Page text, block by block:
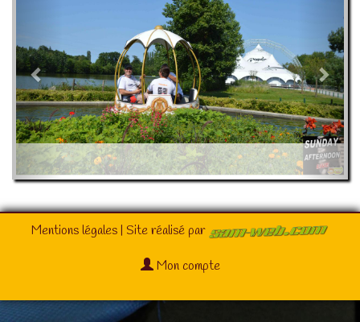
Mentions légales | Site réalisé par
Mon compte